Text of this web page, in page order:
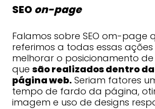
SEO on-page
Falamos sobre SEO om-page
referimos a todas essas
melhorar o posicionamento de
que são realizados dentro
página web.Seriam fatores
tempo de fardo da página,
imagem e uso de designs